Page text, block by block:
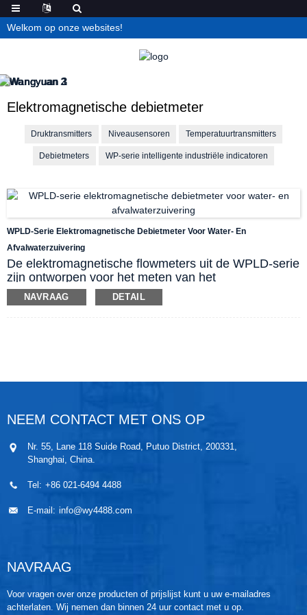
Welkom op onze websites!
Elektromagnetische debietmeter
Druktransmitters Niveausensoren Temperatuurtransmitters
Debietmeters WP-serie intelligente industriële indicatoren
WPLD-Serie Elektromagnetische Debietmeter Voor Water- En
Afvalwaterzuivering
De elektromagnetische flowmeters uit de WPLD-serie
zijn ontworpen voor het meten van het
volumestroomdebiet van vrijwel alle elektrisch
geleidende vloeistoffen, evenals slib, pasta's en
De WPLD-serie magnetische flowmeters biedt een
breed scala aan flowoplossingen met hoogwaardige,
nauwkeurige en betrouwbare producten. Onze
flowtechnologieën kunnen een oplossing bieden voor
vrijwel alle flowtoepassingen. De transmitter is
robuust, kosteneffectief en geschikt voor
meetnauwkeurigheid van ± 0,5% van de flow.
NAVRAAG DETAIL
NEEM CONTACT MET ONS OP
Nr. 55, Lane 118 Suide Road, Putuo District, 200331,
Shanghai, China.
Tel: +86 021-6494 4488
E-mail: info@wy4488.com
NAVRAAG
Voor vragen over onze producten of prijslijst kunt u uw e-mailadres
achterlaten. Wij nemen dan binnen 24 uur contact met u op.